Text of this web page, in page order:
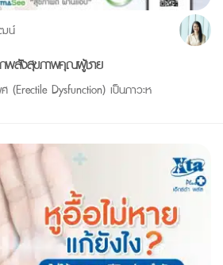
น์
พลังสุขภาพคุณผู้ชาย
Dysfunction) เป็นภาวะห